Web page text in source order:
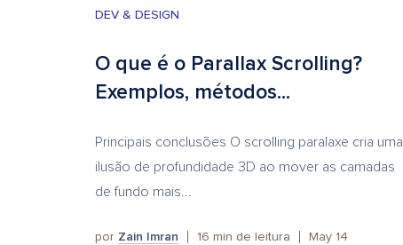
DEV & DESIGN
O que é o Parallax Scrolling?
Exemplos, métodos...
Principais conclusões O scrolling paralaxe cria uma
ilusão de profundidade 3D ao mover as camadas
de fundo mais...
por Zain Imran 16 min de leitura May 14